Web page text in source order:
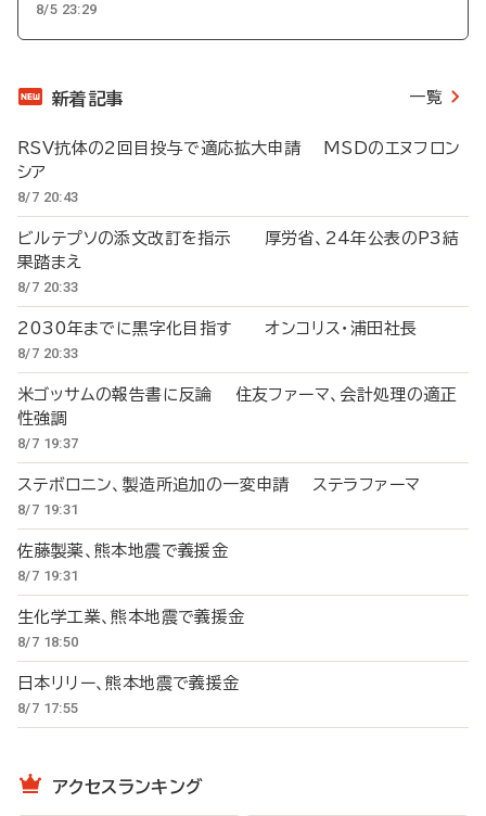
8/5 23:29
新着記事 一覧
RSV抗体の2回目投与で適応拡大申請 MSDのエヌフロン
シア
8/7 20:43
ビルテプソの添文改訂を指示 厚労省、24年公表のP3結
果踏まえ
8/7 20:33
2030年までに黒字化目指す オンコリス・浦田社長
8/7 20:33
米ゴッサムの報告書に反論 住友ファーマ、会計処理の適正
性強調
8/7 19:37
ステボロニン、製造所追加の一変申請 ステラファーマ
8/7 19:31
佐藤製薬、熊本地震で義援金
8/7 19:31
生化学工業、熊本地震で義援金
8/7 18:50
日本リリー、熊本地震で義援金
8/7 17:55
アクセスランキング